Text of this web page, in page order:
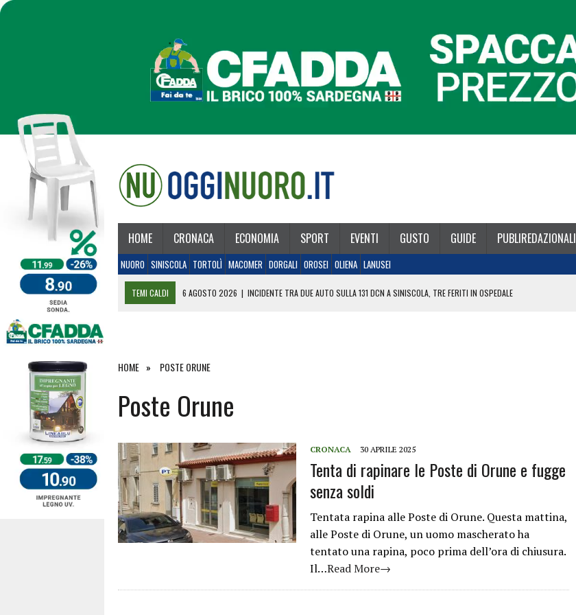
HOME CRONACA ECONOMIA SPORT EVENTI GUSTO GUIDE PUBLIREDAZIONALI
NUORO SINISCOLA TORTOLÌ MACOMER DORGALI OROSEI OLIENA LANUSEI
TEMI CALDI 6 AGOSTO 2026 | INCIDENTE TRA DUE AUTO SULLA 131 DCN A SINISCOLA, TRE FERITI IN OSPEDALE
27 LUGLIO 2026
| OMICIDIO A BARI SARDO, ECCO COME È STATO UCCISO SIMONE CONCAS
HOME POSTE ORUNE
Poste Orune
CRONACA 30 APRILE 2025
Tenta di rapinare le Poste di Orune e fugge
senza soldi
Tentata rapina alle Poste di Orune. Questa mattina,
alle Poste di Orune, un uomo mascherato ha
tentato una rapina, poco prima dell’ora di chiusura.
Il…Read More→